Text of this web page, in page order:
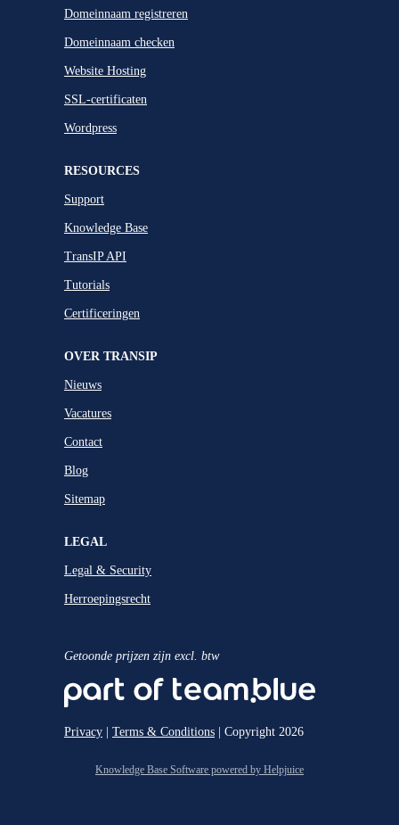
Domeinnaam registreren
Domeinnaam checken
Website Hosting
SSL-certificaten
Wordpress
RESOURCES
Support
Knowledge Base
TransIP API
Tutorials
Certificeringen
OVER TRANSIP
Nieuws
Vacatures
Contact
Blog
Sitemap
LEGAL
Legal & Security
Herroepingsrecht
Getoonde prijzen zijn excl. btw
Privacy Terms & Conditions | Copyright 2026
Knowledge Base Software powered by Helpjuice